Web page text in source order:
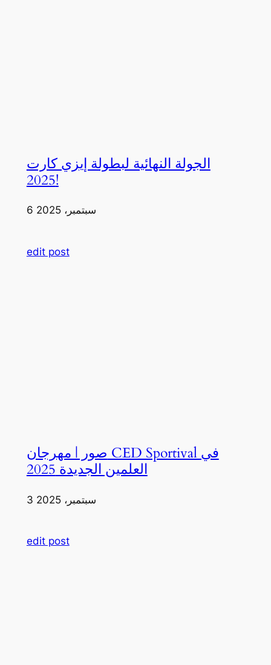
الجولة النهائية لبطولة إيزي كارت
2025!
6 سبتمبر، 2025
edit post
صور | مهرجان CED Sportival في
العلمين الجديدة 2025
3 سبتمبر، 2025
edit post